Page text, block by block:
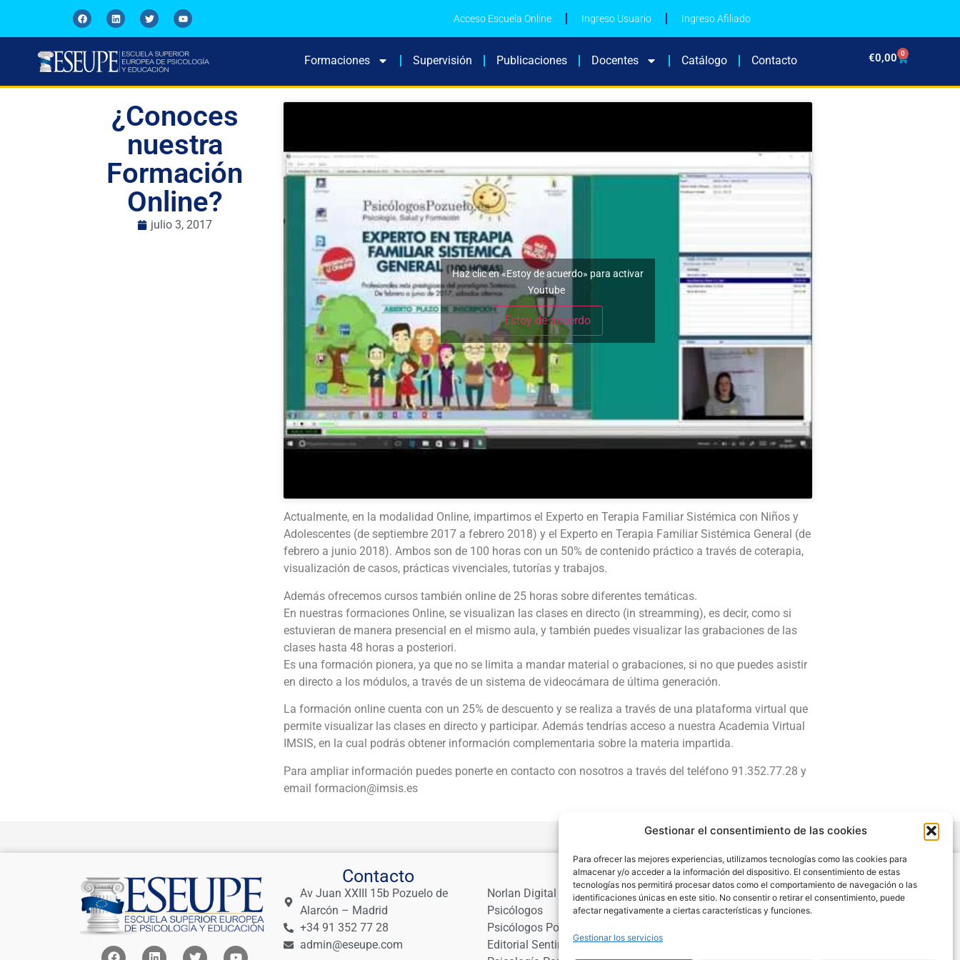
Gestionar el consentimiento de las cookies
Para ofrecer las mejores experiencias, utilizamos tecnologías como las cookies para
almacenar y/o acceder a la información del dispositivo. El consentimiento de estas
tecnologías nos permitirá procesar datos como el comportamiento de navegación o las
identificaciones únicas en este sitio. No consentir o retirar el consentimiento, puede
afectar negativamente a ciertas características y funciones.
Gestionar los servicios
Acceso Escuela Online Ingreso Usuario Ingreso Afiliado
Formaciones Supervisión Publicaciones Docentes Catálogo Contacto €0,00 0
¿Conoces
nuestra
Formación
Online?
julio 3, 2017
Haz clic en «Estoy de acuerdo» para activar
Youtube
Estoy de acuerdo
Actualmente, en la modalidad Online, impartimos el Experto en Terapia Familiar Sistémica con Niños y
Adolescentes (de septiembre 2017 a febrero 2018) y el Experto en Terapia Familiar Sistémica General (de
febrero a junio 2018). Ambos son de 100 horas con un 50% de contenido práctico a través de coterapia,
visualización de casos, prácticas vivenciales, tutorías y trabajos.
Además ofrecemos cursos también online de 25 horas sobre diferentes temáticas.
En nuestras formaciones Online, se visualizan las clases en directo (in streamming), es decir, como si
estuvieran de manera presencial en el mismo aula, y también puedes visualizar las grabaciones de las
clases hasta 48 horas a posteriori.
Es una formación pionera, ya que no se limita a mandar material o grabaciones, si no que puedes asistir
en directo a los módulos, a través de un sistema de videocámara de última generación.
La formación online cuenta con un 25% de descuento y se realiza a través de una plataforma virtual que
permite visualizar las clases en directo y participar. Además tendrías acceso a nuestra Academia Virtual
IMSIS, en la cual podrás obtener información complementaria sobre la materia impartida.
Para ampliar información puedes ponerte en contacto con nosotros a través del teléfono 91.352.77.28 y
email formacion@imsis.es
Contacto
Av Juan XXIII 15b Pozuelo de
Alarcón – Madrid
+34 91 352 77 28
admin@eseupe.com
Links
Norlan Digital Marketing Para
Psicólogos
Psicólogos Pozuelo
Editorial Sentir
Legal
Condiciones de Uso y Venta
Aviso Legal